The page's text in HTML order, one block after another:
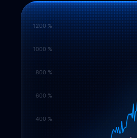
1200 %
1000 %
800 %
600 %
400 %